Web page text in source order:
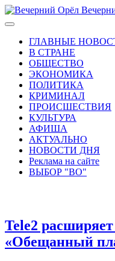
ГЛАВНЫЕ
В СТРАНЕ
ОБЩЕСТВО
ЭКОНОМИКА
ПОЛИТИКА
КРИМИНАЛ
ПРОИСШЕСТВИЯ
КУЛЬТУРА
АФИША
АКТУАЛЬНО
НОВОСТИ ДНЯ
Реклама на сайте
ВЫБОР "ВО"
Tele2
«Обещанный